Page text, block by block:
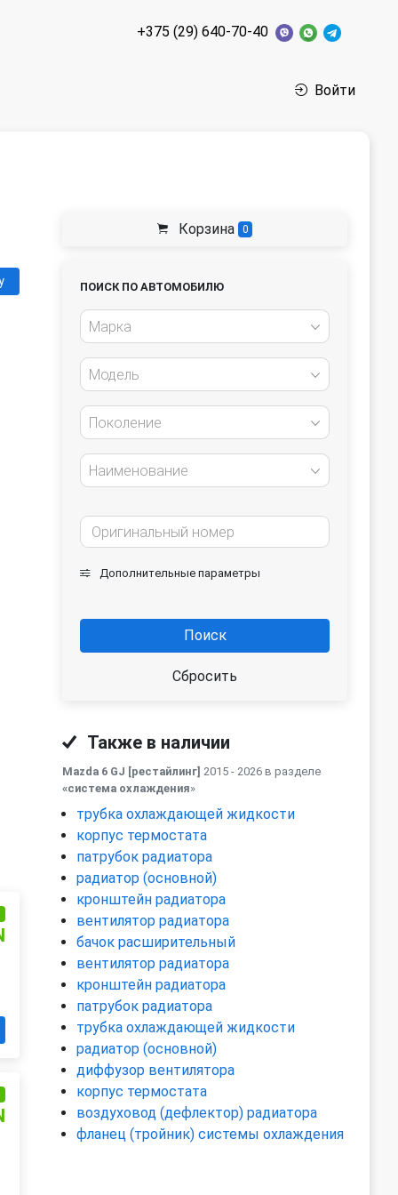
+375 (29) 640-70-40
Войти
Корзина 0
ПОИСК ПО АВТОМОБИЛЮ
Марка
Модель
Поколение
Наименование
Дополнительные параметры
Поиск
Сбросить
Также в наличии
Mazda 6 GJ [рестайлинг] 2015 - 2026 в разделе
«система охлаждения»
трубка охлаждающей жидкости
корпус термостата
патрубок радиатора
радиатор (основной)
кронштейн радиатора
вентилятор радиатора
бачок расширительный
вентилятор радиатора
кронштейн радиатора
патрубок радиатора
трубка охлаждающей жидкости
радиатор (основной)
диффузор вентилятора
корпус термостата
воздуховод (дефлектор) радиатора
фланец (тройник) системы охлаждения